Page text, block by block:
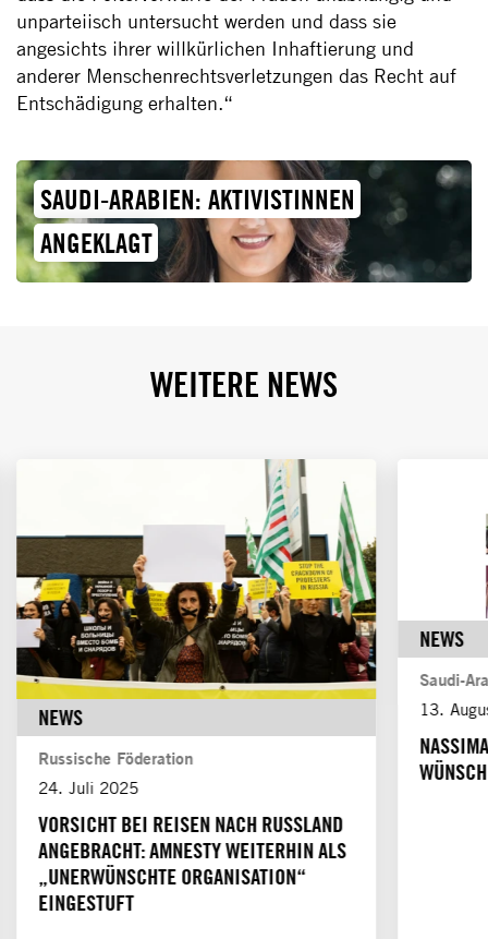
unparteiisch untersucht werden und dass sie
angesichts ihrer willkürlichen Inhaftierung und
anderer Menschenrechtsverletzungen das Recht auf
Entschädigung erhalten.“
SAUDI-ARABIEN: AKTIVISTINNEN
ANGEKLAGT
WEITERE NEWS
NEWS
Russische Föderation
24. Juli 2025
VORSICHT BEI REISEN NACH RUSSLAND
ANGEBRACHT: AMNESTY WEITERHIN ALS
„UNERWÜNSCHTE ORGANISATION“
EINGESTUFT
NEWS
Saudi-
13.